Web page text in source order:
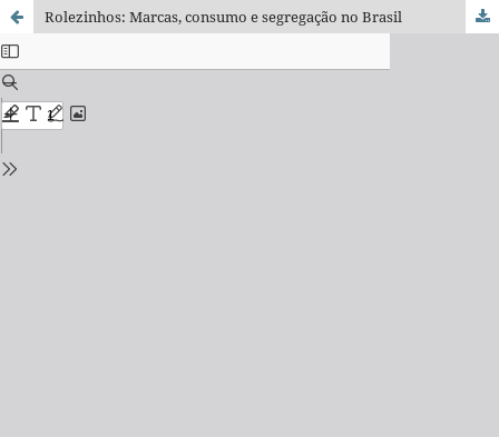
Rolezinhos: Marcas, consumo e segregação no Brasil